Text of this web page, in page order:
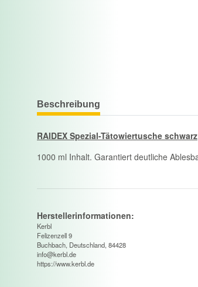
Beschreibung
RAIDEX Spezial-Tätowiertusche schwarz
1000 ml Inhalt. Garantiert deutliche
Herstellerinformationen:
Kerbl
Felizenzell 9
Buchbach, Deutschland, 84428
info@kerbl.de
https://www.kerbl.de